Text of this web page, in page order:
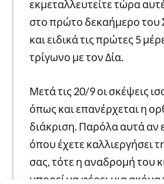
εκμεταλλευτείτε τώρα
στο πρώτο δεκαήμερο του
και ειδικά τις πρώτες 5
τρίγωνο με τον Δία.
Μετά τις 20/9 οι σκέψεις
όπως και επανέρχεται η
διάκριση. Παρόλα αυτά αν
όπου έχετε καλλιεργήσει
σας, τότε η αναδρομή του
μπορεί να φέρει μια ακόμα